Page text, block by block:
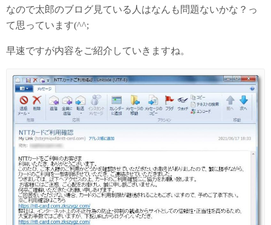
なので太郎のブログ見ている人はなんも問題ないかな？っ
て思っています(^^;
早速ですが内容をご紹介していきますね。